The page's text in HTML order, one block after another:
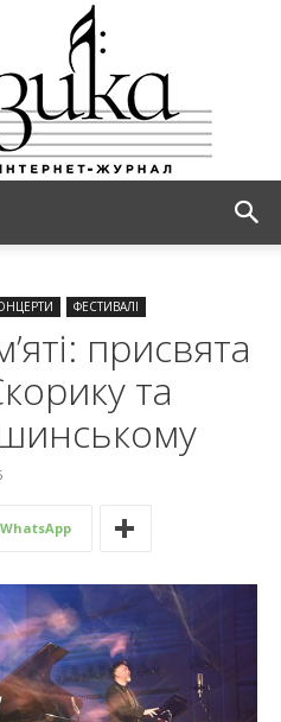
ФЕСТИВАЛІ
присвята
та
WhatsApp